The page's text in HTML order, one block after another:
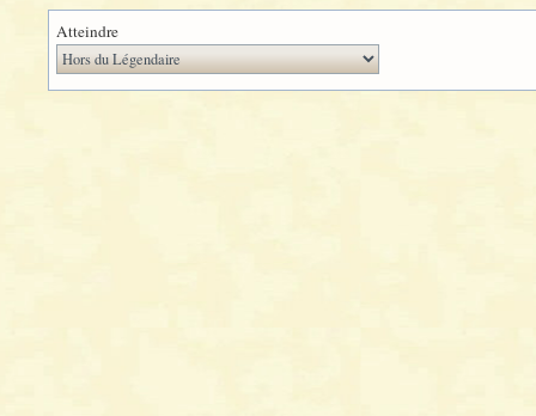
Atteindre